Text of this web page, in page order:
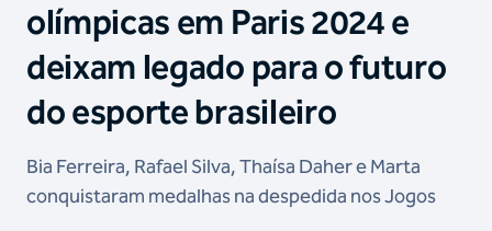
olímpicas em Paris 2024 e
deixam legado para o futuro
do esporte brasileiro
Bia Ferreira, Rafael Silva, Thaísa Daher e Marta
conquistaram medalhas na despedida nos Jogos